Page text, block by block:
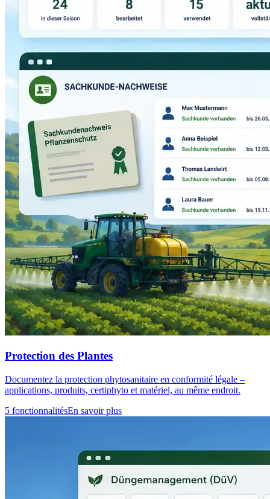
Protection des Plantes
Documentez la protection phytosanitaire en conformité légale –
applications, produits, certiphyto et matériel, au même endroit.
5 fonctionnalitésEn savoir plus